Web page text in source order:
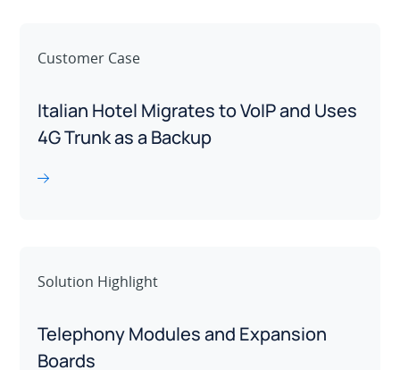
Customer Case
Italian Hotel Migrates to VoIP and Uses
4G Trunk as a Backup
Solution Highlight
Telephony Modules and Expansion
Boards